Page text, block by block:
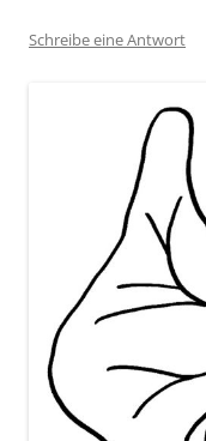
Schreibe eine Antwort